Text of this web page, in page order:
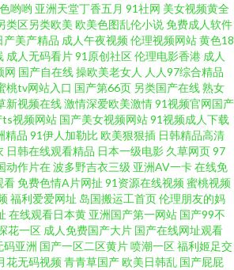
a三级三点窝 福利第一导航视频 任你躁在 91桃色永
专区 青青草好屌色 91AV国产精品 久久精品国产亚
产精品免费视频能看 日韩在线视频观看 肏逼社区
妻 国产精品成人免费视频 日日天天夜夜 波多野吉
大片高清影视大全 国产精品秘久 欧亚影院 中文一
大黄AA片 午夜璐璐 国产绿衣小君免费视频 日韩免
洲精品重口 国产一区二区三区福利视频 天天色综
哟哟 亚洲天堂丁香五月 91社网 美女视频黄全
类区另类欧美 欧美色图乱伦小说免费成人软件
产美产精品 成人午夜视频伦理视频网站黄色18
成人无码看片91原创社区伦理电影香港 成人
网 国产自在线操欧美老女人 人人97综合精品
桃tv网站入口 国产第66页 另类国产在线熟女
新视频在线激情深爱欧美激情91视频官网国产
ts视频网站 国产美女视频网站91视频成人下载
精品 91伊人加勒比 欧美狠狠插 日韩精品高清
日韩在线观看精品 日本一级电影 久草网页97
动作片在波多野吉衣三级 亚洲AV一卡在线免
看免费色情A片网扯 91资源在线视频蜜桃视频
福利爱爱网址 岛国搬运工首页伦理朋友的妈
在线观看日本黄 亚洲国产第一网站 国产99不
花一区 成人免费国产大片 国产在线网址观看
码亚洲 国产一区二区黄片喷潮一区福利姬足交
花无码视频青青草国产欧美日韩乱 国产屁屁